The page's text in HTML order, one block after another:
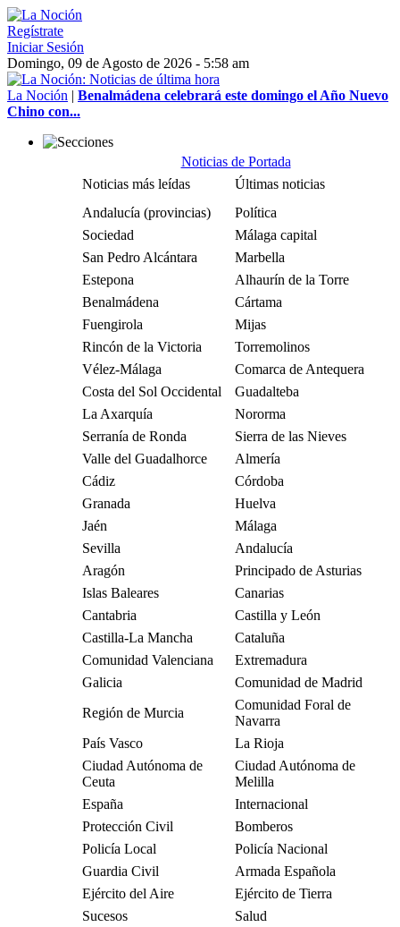
Regístrate
Iniciar Sesión
Domingo, 09 de Agosto de 2026 - 5:58 am
La Noción | Benalmádena celebrará este domingo el Año Nuevo
Chino con...
Noticias de Portada
Noticias más leídas
Últimas noticias
Andalucía (provincias)
Política
Sociedad
Málaga capital
San Pedro Alcántara
Marbella
Estepona
Alhaurín de la Torre
Benalmádena
Cártama
Fuengirola
Mijas
Rincón de la Victoria
Torremolinos
Vélez-Málaga
Comarca de Antequera
Costa del Sol Occidental
Guadalteba
La Axarquía
Nororma
Serranía de Ronda
Sierra de las Nieves
Valle del Guadalhorce
Almería
Cádiz
Córdoba
Granada
Huelva
Jaén
Málaga
Sevilla
Andalucía
Aragón
Principado de Asturias
Islas Baleares
Canarias
Cantabria
Castilla y León
Castilla-La Mancha
Cataluña
Comunidad Valenciana
Extremadura
Galicia
Comunidad de Madrid
Región de Murcia
Comunidad Foral de
Navarra
País Vasco
La Rioja
Ciudad Autónoma de
Ceuta
Ciudad Autónoma de
Melilla
España
Internacional
Protección Civil
Bomberos
Policía Local
Policía Nacional
Guardia Civil
Armada Española
Ejército del Aire
Ejército de Tierra
Sucesos
Salud